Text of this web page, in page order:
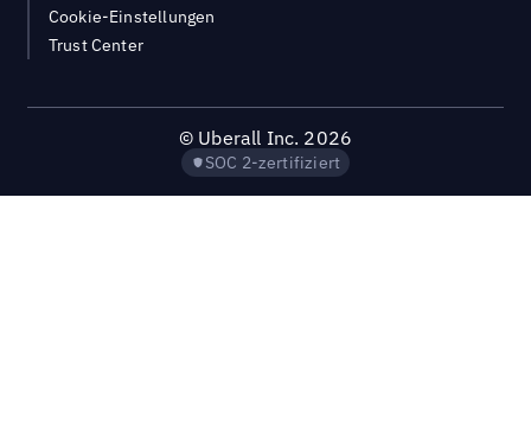
Cookie-Einstellungen
Trust Center
© Uberall Inc. 2026
SOC 2-zertifiziert